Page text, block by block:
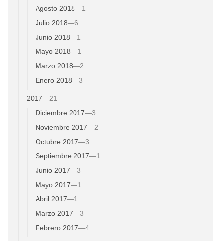
Agosto 2018—1
Julio 2018—6
Junio 2018—1
Mayo 2018—1
Marzo 2018—2
Enero 2018—3
2017—21
Diciembre 2017—3
Noviembre 2017—2
Octubre 2017—3
Septiembre 2017—1
Junio 2017—3
Mayo 2017—1
Abril 2017—1
Marzo 2017—3
Febrero 2017—4